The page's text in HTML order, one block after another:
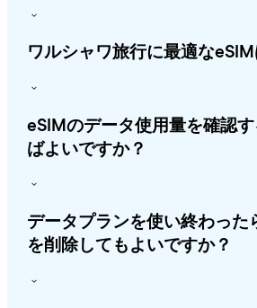
ワルシャワ旅行に最適な
eSIMのデータ使用量を確認
ばよいですか？
データプランを使い終わった
を削除してもよいですか？